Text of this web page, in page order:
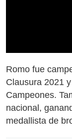
Romo fue
Clausura 2021
Campeones.
nacional,
medallista de